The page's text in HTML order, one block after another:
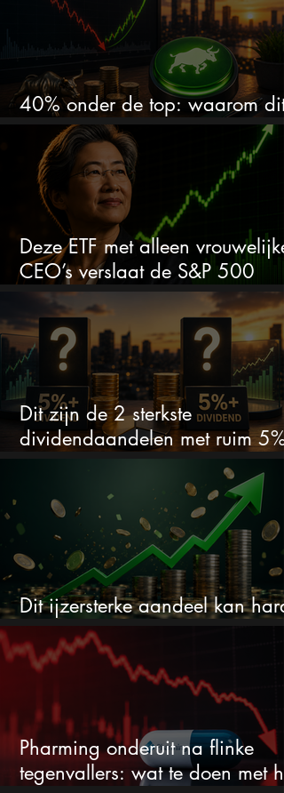
40% onder de top: waarom dit
aandeel weer interessant wordt
Deze ETF met alleen vrouwelijke
CEO’s verslaat de S&P 500
keihard
Dit zijn de 2 sterkste
dividendaandelen met ruim 5%
Dit ijzersterke aandeel kan hard
stijgen maar bijna niemand kijkt
Pharming onderuit na flinke
tegenvallers: wat te doen met